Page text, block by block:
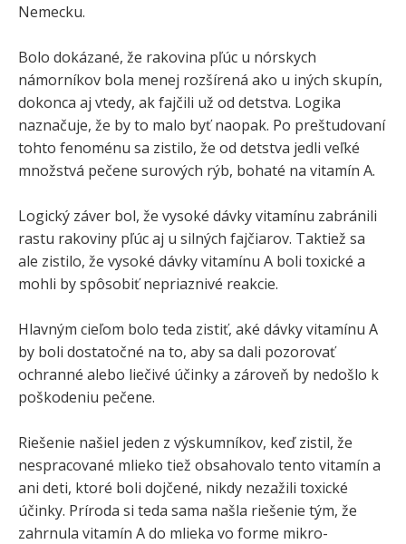
Nemecku.
Bolo dokázané, že rakovina pľúc u nórskych
námorníkov bola menej rozšírená ako u iných skupín,
dokonca aj vtedy, ak fajčili už od detstva. Logika
naznačuje, že by to malo byť naopak. Po preštudovaní
tohto fenoménu sa zistilo, že od detstva jedli veľké
množstvá pečene surových rýb, bohaté na vitamín A.
Logický záver bol, že vysoké dávky vitamínu zabránili
rastu rakoviny pľúc aj u silných fajčiarov. Taktiež sa
ale zistilo, že vysoké dávky vitamínu A boli toxické a
mohli by spôsobiť nepriaznivé reakcie.
Hlavným cieľom bolo teda zistiť, aké dávky vitamínu A
by boli dostatočné na to, aby sa dali pozorovať
ochranné alebo liečivé účinky a zároveň by nedošlo k
poškodeniu pečene.
Riešenie našiel jeden z výskumníkov, keď zistil, že
nespracované mlieko tiež obsahovalo tento vitamín a
ani deti, ktoré boli dojčené, nikdy nezažili toxické
účinky. Príroda si teda sama našla riešenie tým, že
zahrnula vitamín A do mlieka vo forme mikro-